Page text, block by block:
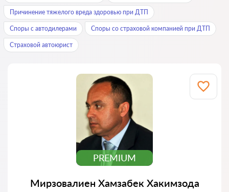
Причинение тяжелого вреда здоровью при ДТП
Споры с автодилерами Споры со страховой компанией при ДТП
Страховой автоюрист
PREMIUM
Мирзовалиен Хамзабек Хакимзода